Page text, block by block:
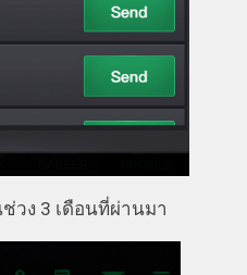
วง 3 เดือนที่ผ่านมา